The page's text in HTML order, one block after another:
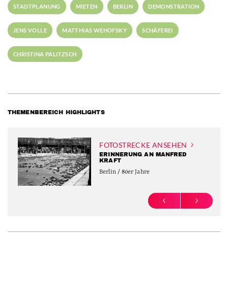
STADTPLANUNG MIETEN BERLIN DEMONSTRATION
JENS VOLLE MATTHIAS WEHOFSKY SCHÄFEREI
CHRISTINA PALITZSCH
THEMENBEREICH HIGHLIGHTS
FOTOSTRECKE ANSEHEN
ERINNERUNG AN MANFRED
KRAFT
Berlin / 80er Jahre
PREVIOUS NEXT